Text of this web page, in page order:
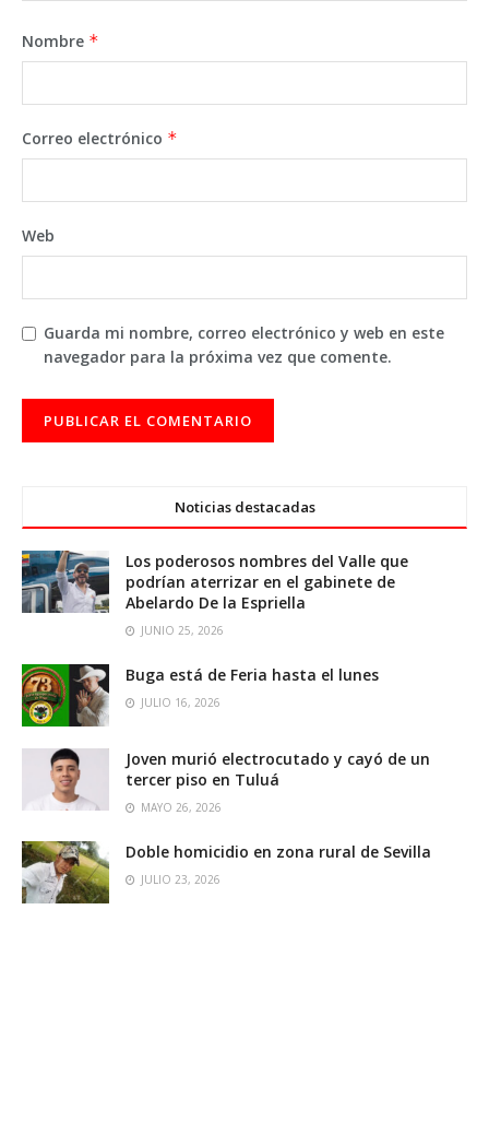
Nombre *
Correo electrónico *
Web
Guarda mi nombre, correo electrónico y web en este
navegador para la próxima vez que comente.
Noticias destacadas
Los poderosos nombres del Valle que
podrían aterrizar en el gabinete de
Abelardo De la Espriella
JUNIO 25, 2026
Buga está de Feria hasta el lunes
JULIO 16, 2026
Joven murió electrocutado y cayó de un
tercer piso en Tuluá
MAYO 26, 2026
Doble homicidio en zona rural de Sevilla
JULIO 23, 2026